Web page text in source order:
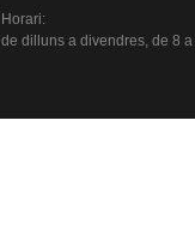
Horari:
de dillunsa divendres, de 8